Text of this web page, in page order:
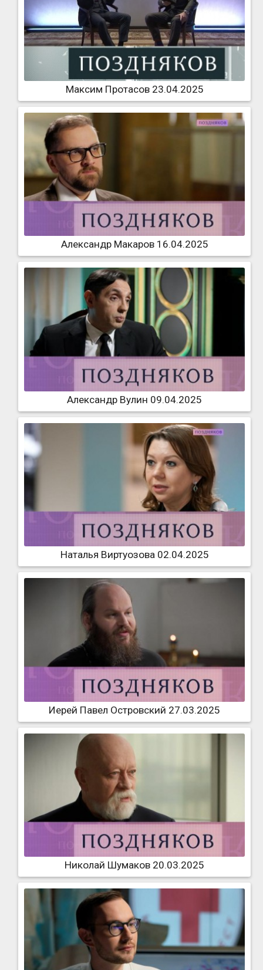
Максим Протасов 23.04.2025
Александр Макаров 16.04.2025
Александр Вулин 09.04.2025
Наталья Виртуозова 02.04.2025
Иерей Павел Островский 27.03.2025
Николай Шумаков 20.03.2025